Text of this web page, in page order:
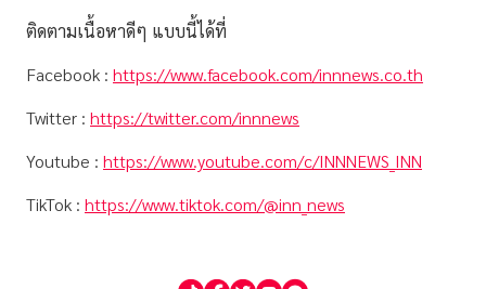
ติดตามเนื้อหาดีๆ แบบนี้ได้ที่
Facebook : https://www.facebook.com/innnews.co.th
Twitter : https://twitter.com/innnews
Youtube : https://www.youtube.com/c/INNNEWS_INN
TikTok : https://www.tiktok.com/@inn_news